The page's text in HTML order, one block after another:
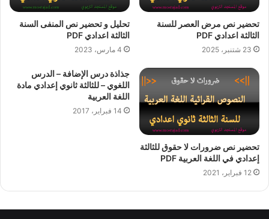
تحضير نص مرض العصر للسنة
الثالثة اعدادي PDF
23 شتنبر، 2025
تحليل و تحضير نص المنفى السنة
الثالثة اعدادي PDF
4 مارس، 2023
تحضير نص ضرورات لا حقوق للثالثة
إعدادي في اللغة العربية PDF
12 فبراير، 2021
جذاذة درس الإضافة – الدرس
اللغوي – للثالثة ثانوي إعدادي مادة
اللغة العربية
14 فبراير، 2017